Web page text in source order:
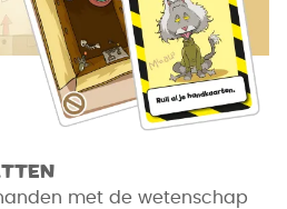
met de wetenschap